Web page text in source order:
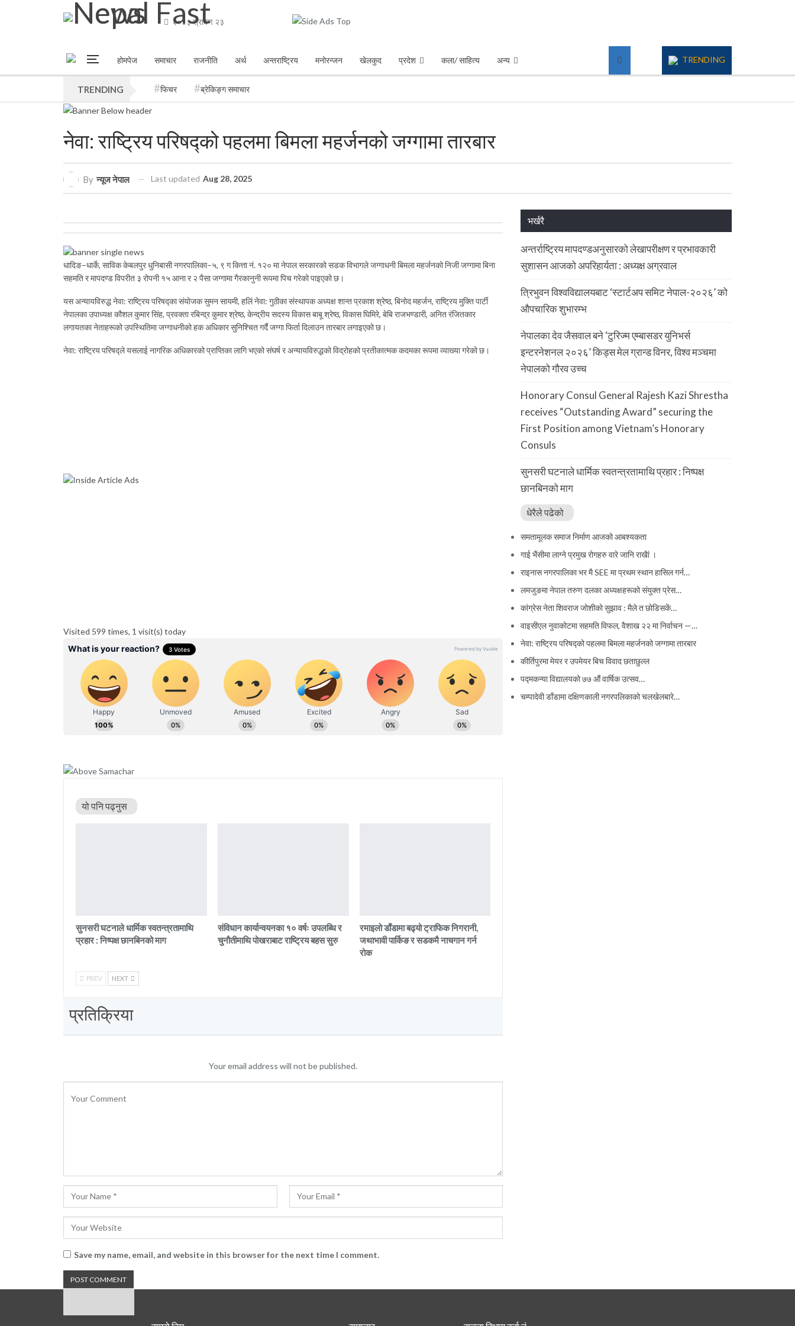
२०८३ श्रावण २३
होमपेज समाचार राजनीति अर्थ अन्तराष्ट्रिय मनोरन्जन खेलकुद प्रदेश कला/ साहित्य अन्य TRENDING
TRENDING फिचर ब्रेकिङ्ग समाचार
नेवा: राष्ट्रिय परिषद्को पहलमा बिमला महर्जनको जग्गामा तारबार
By न्यूज नेपाल Last updated Aug 28, 2025
धादिङ–धार्के, साविक केबलपुर धुनिबासी नगरपालिका–५, ९ ग कित्ता नं. १२० मा नेपाल सरकारको सडक विभागले जग्गाधनी बिमला महर्जनको निजी जग्गामा बिना
सहमति र मापदण्ड विपरीत ३ रोपनी १५ आना र २ पैसा जग्गामा गैरकानुनी रूपमा पिच गरेको पाइएको छ।
यस अन्यायविरुद्ध नेवा: राष्ट्रिय परिषद्का संयोजक सुमन सायमी, हलिं नेवा: गुठीका संस्थापक अध्यक्ष शान्त प्रकाश श्रेष्ठ, बिनोद महर्जन, राष्ट्रिय मुक्ति पार्टी
नेपालका उपाध्यक्ष कौशल कुमार सिंह, प्रवक्ता रबिन्द्र कुमार श्रेष्ठ, केन्द्रीय सदस्य विकास बाबू श्रेष्ठ, विकास घिमिरे, बेबि राजभण्डारी, अनित रंजितकार
लगायतका नेताहरूको उपस्थितिमा जग्गाधनीको हक अधिकार सुनिश्चित गर्दै जग्गा फिर्ता दिलाउन तारबार लगाइएको छ।
नेवा: राष्ट्रिय परिषद्ले यसलाई नागरिक अधिकारको प्राप्तिका लागि भएको संघर्ष र अन्यायविरुद्धको विद्रोहको प्रतीकात्मक कदमका रूपमा व्याख्या गरेको छ।
Visited 599 times, 1 visit(s) today
यो पनि पढ्नुस
सुनसरी घटनाले धार्मिक स्वतन्त्रतामाथि
प्रहार : निष्पक्ष छानबिनको माग
संविधान कार्यान्वयनका १० वर्षः उपलब्धि र
चुनौतीमाथि पोखराबाट राष्ट्रिय बहस सुरु
रमाइलो डाँडामा बढ्यो ट्राफिक निगरानी,
जथाभावी पार्किङ र सडकमै नाचगान गर्न
रोक
PREV NEXT
प्रतिक्रिया
Your email address will not be published.
Save my name, email, and website in this browser for the next time I comment.
भर्खरै
अन्तर्राष्ट्रिय मापदण्डअनुसारको लेखापरीक्षण र प्रभावकारी
सुशासन आजको अपरिहार्यता : अध्यक्ष अग्रवाल
त्रिभुवन विश्वविद्यालयबाट ‘स्टार्टअप समिट नेपाल-२०२६’ को
औपचारिक शुभारम्भ
नेपालका देव जैसवाल बने ‘टुरिज्म एम्बासडर युनिभर्स
इन्टरनेशनल २०२६’ किड्स मेल ग्रान्ड विनर, विश्व मञ्चमा
नेपालको गौरव उच्च
Honorary Consul General Rajesh Kazi Shrestha
receives “Outstanding Award” securing the
First Position among Vietnam’s Honorary
Consuls
सुनसरी घटनाले धार्मिक स्वतन्त्रतामाथि प्रहार : निष्पक्ष
छानबिनको माग
धेरैले पढेको
समतामूलक समाज निर्माण आजको आबश्यकता
गाई भैंसीमा लाग्ने प्रमुख रोगहरु वारे जानि राखैां ।
राइनास नगरपालिका भर मै SEE मा प्रथम स्थान हासिल गर्न…
लमजुङमा नेपाल तरुण दलका अध्यक्षहरूको संयुक्त प्रेस…
कांग्रेस नेता शिवराज जोशीको सुझाव : मैले त छोडिसकें…
वाइसीएल नुवाकोटमा सहमति विफल, वैशाख २२ मा निर्वाचन —…
नेवा: राष्ट्रिय परिषद्को पहलमा बिमला महर्जनको जग्गामा तारबार
कीर्तिपुरमा मेयर र उपमेयर बिच विवाद छताछुल्ल
पद्मकन्या विद्यालयको ७७ औं ‌‌वार्षिक ‌उत्सव…
चम्पादेवी डाँडामा दक्षिणकाली नगरपलिकाको चलखेलबारे…